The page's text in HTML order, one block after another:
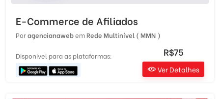
E-Commerce de Afiliados
PoragencianawebemRede Multinível ( MMN )
Disponivel para as plataformas: R$75
Ver Detalhes